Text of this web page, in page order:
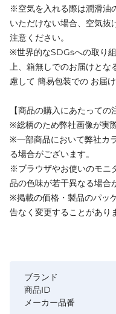
※空気を入れる際は潤滑油
いただけない場合、空気抜
注意ください。
※世界的なSDGsへの取り
上、箱無しでのお届けとな
慮して 簡易包装での お届
【商品の購入にあたっての
※総柄のため弊社画像が実
※一部商品において弊社カ
る場合がございます。
※ブラウザやお使いのモニ
品の色味が若干異なる場合
※掲載の価格・製品のパッ
告なく変更することがあり
ブランド
商品ID
メーカー品番